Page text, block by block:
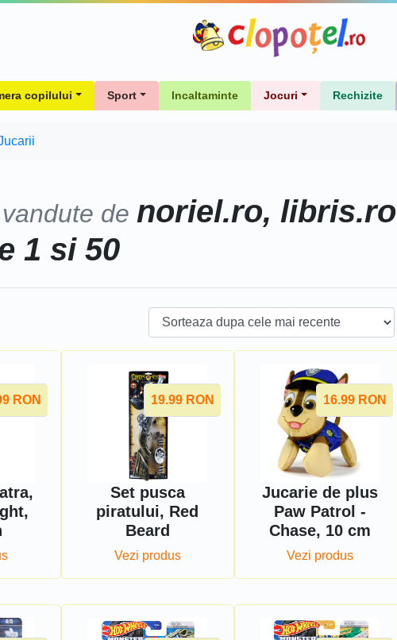
copilului Sport Incaltaminte Jocuri Rechizite
vandute de noriel.ro, libris.ro
1 si 50
RON 19.99 RON
Set pusca
piratului, Red
Beard
Vezi produs
16.99 RON
Jucarie de plus
Paw Patrol -
Chase, 10 cm
Vezi produs